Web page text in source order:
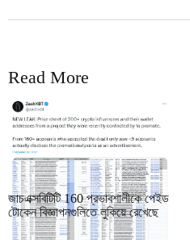
Read More
RRCNEWS_BN
জাচএক্সবিটিটি 160 প্রভাবশালীকে পেইড
টোকেন বিজ্ঞাপনগুলিতে লুকিয়ে রেখেছে
September 01, 2025